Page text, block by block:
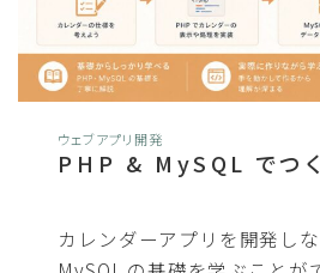
ウェブアプリ開発
PHP & MySQL でつく
カレンダーアプリを開発し